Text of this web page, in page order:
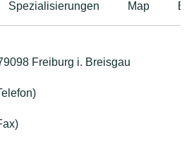
Spezialisierungen Map
Freiburg i. Breisgau